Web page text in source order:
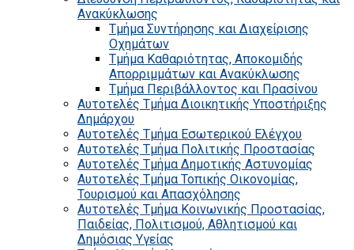
Ανακύκλωσης
Τμήμα Συντήρησης και Διαχείρισης
Οχημάτων
Τμήμα Καθαριότητας, Αποκομιδής
Απορριμμάτων και Ανακύκλωσης
Τμήμα Περιβάλλοντος και Πρασίνου
Αυτοτελές Τμήμα Διοικητικής Υποστήριξης
Δημάρχου
Αυτοτελές Τμήμα Εσωτερικού Ελέγχου
Αυτοτελές Τμήμα Πολιτικής Προστασίας
Αυτοτελές Τμήμα Δημοτικής Αστυνομίας
Αυτοτελές Τμήμα Τοπικής Οικονομίας,
Τουρισμού και Απασχόλησης
Αυτοτελές Τμήμα Κοινωνικής Προστασίας,
Παιδείας, Πολιτισμού, Αθλητισμού και
Δημόσιας Υγείας